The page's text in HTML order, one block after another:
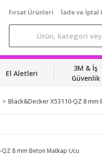
Fırsat Ürünleri İade ve İptal
El Aletleri
3M & İş
Güvenlik
Black&Decker X53110-QZ 8